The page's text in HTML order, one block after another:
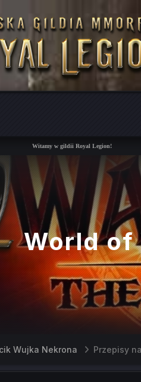
w gildii Royal Legion!
Wujka Nekrona Przepisy